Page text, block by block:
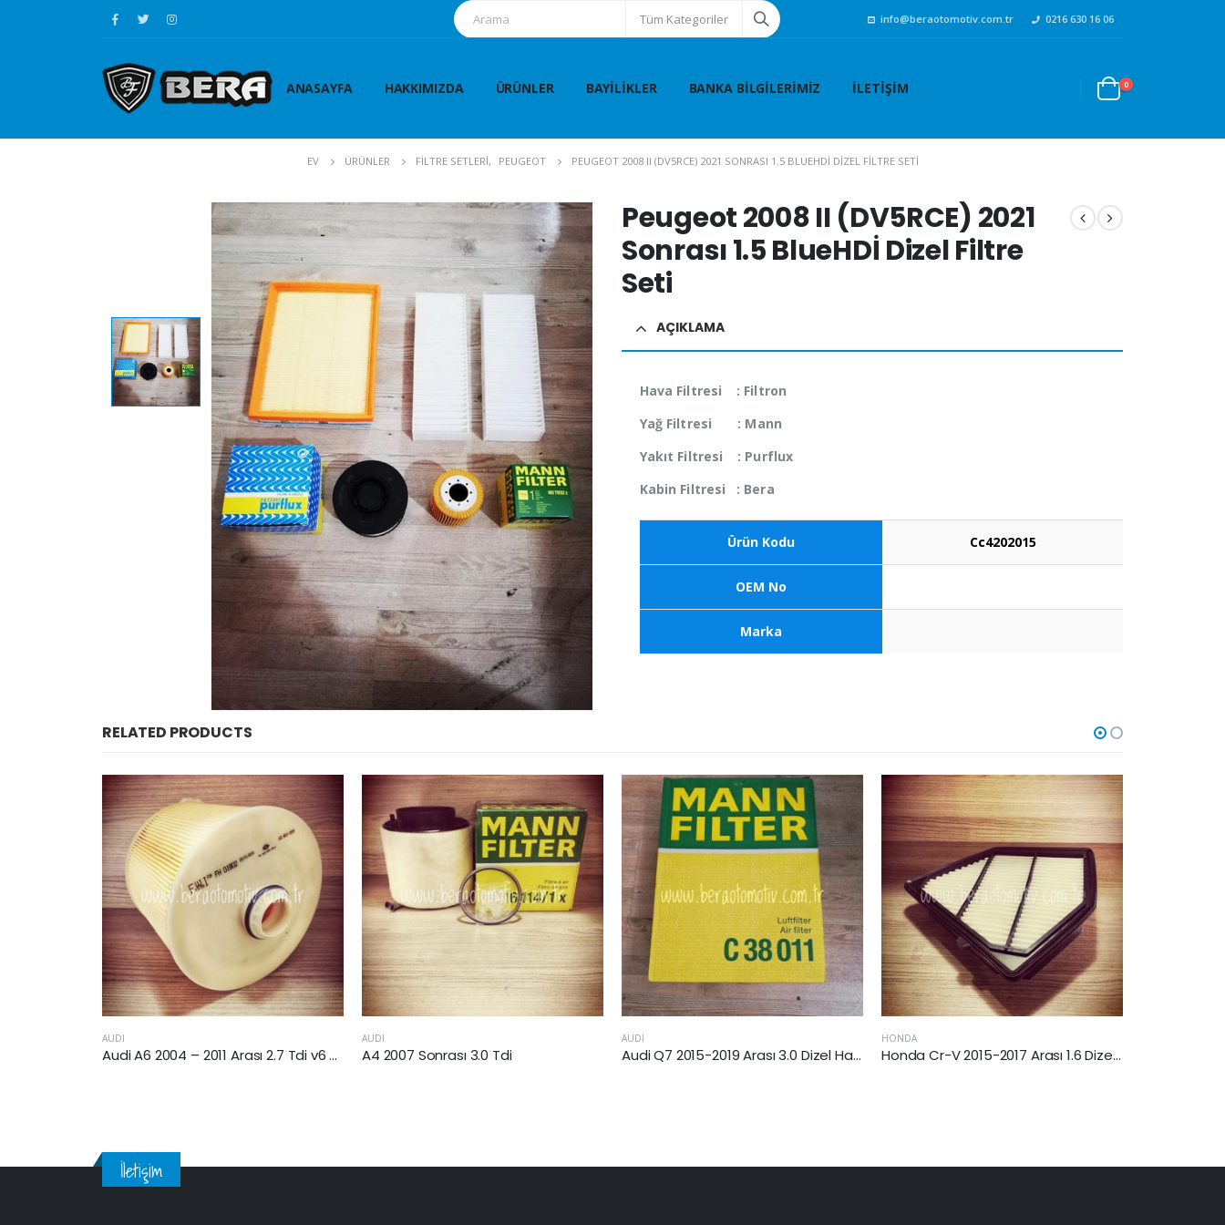
Tüm Kategoriler info@beraotomotiv.com.tr 0216 630 16 06
ANASAYFA HAKKIMIZDA ÜRÜNLER BAYILIKLER BANKA BILGILERIMIZ İLETIŞIM 0
EV ÜRÜNLER FİLTRE SETLERİ, PEUGEOT PEUGEOT 2008 II (DV5RCE) 2021 SONRASI 1.5 BLUEHDİ DIZEL FILTRE SETI
Peugeot 2008 II (DV5RCE) 2021
Sonrası 1.5 BlueHDİ Dizel Filtre
Seti
AÇIKLAMA
Hava Filtresi : Filtron
Yağ Filtresi : Mann
Yakıt Filtresi : Purflux
Kabin Filtresi : Bera
Ürün Kodu Cc4202015
OEM No
Marka
RELATED PRODUCTS
AUDI
A4 2007 Sonrası 3.0 Tdi
AUDI HONDA
Honda Cr-V 2015-2017 Arası 1.6 Dizel Hava Filtresi
PORSCHE
Porsche Panamera 2011-2016 Arası 3.0 Dizel Hava Filtresi
İletişim